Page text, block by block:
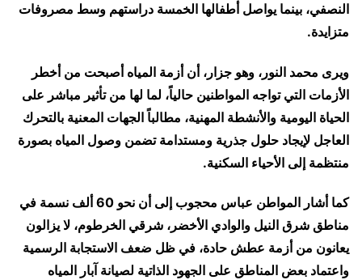
النصفي، بينما يواصل أطفالها الخمسة دراستهم وسط مصروفات
متزايدة.
ويرى محمد النور، وهو جزار، أن أزمة المياه أصبحت من أخطر
الأزمات التي تواجه المواطنين حالياً، لما لها من تأثير مباشر على
الحياة اليومية والأنشطة المهنية، مطالباً الجهات المعنية بالتحرك
العاجل لإيجاد حلول جذرية ومستدامة تضمن وصول المياه بصورة
منتظمة إلى الأحياء السكنية.
كما أشار المواطن عباس محجوب إلى أن نحو 60 ألف نسمة في
مناطق شرق النيل والوادي الأخضر، شرقي الخرطوم، لا يزالون
يعانون من أزمة عطش حادة، في ظل ضعف الاستجابة الرسمية
واعتماد بعض المناطق على الجهود الذاتية لصيانة آبار المياه